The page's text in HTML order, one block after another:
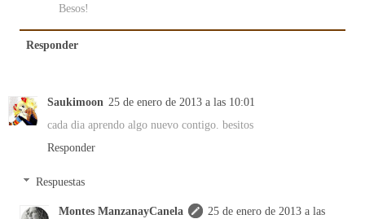
Besos!
Responder
Saukimoon 25 de enero de 2013 a las 10:01
cada dia aprendo algo nuevo contigo. besitos
Responder
Respuestas
Montes ManzanayCanela
25 de enero de 2013 a las